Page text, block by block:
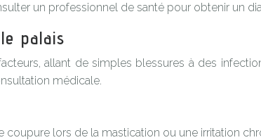
un professionnel de santé pour obtenir un
palais
allant de simples blessures à des
médicale.
lors de la mastication ou une irritation